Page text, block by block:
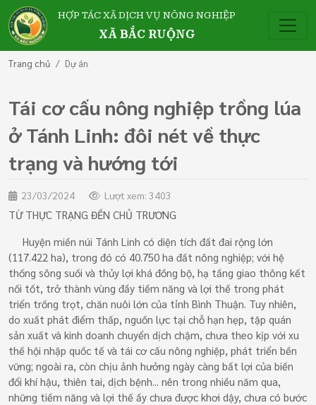
HỢP TÁC XÃ DỊCH VỤ NÔNG NGHIỆP
XÃ BẮC RUỘNG
Trang chủ Dự án
Tái cơ cấu nông nghiệp trồng lúa
ở Tánh Linh: đôi nét về thực
trạng và hướng tới
23/03/2024 Lượt xem: 3403
TỪ THỰC TRẠNG ĐẾN CHỦ TRƯƠNG
Huyện miền núi Tánh Linh có diện tích đất đai rộng lớn
(117.422 ha), trong đó có 40.750 ha đất nông nghiệp; với hệ
thống sông suối và thủy lợi khá đồng bộ, hạ tầng giao thông kết
nối tốt, trở thành vùng đầy tiềm năng và lợi thế trong phát
triển trồng trọt, chăn nuôi lớn của tỉnh Bình Thuận. Tuy nhiên,
do xuất phát điểm thấp, nguồn lực tại chỗ hạn hẹp, tập quán
sản xuất và kinh doanh chuyển dịch chậm, chưa theo kịp với xu
thế hội nhập quốc tế và tái cơ cấu nông nghiệp, phát triển bền
vững; ngoài ra, còn chịu ảnh hưởng ngày càng bất lợi của biến
đổi khí hậu, thiên tai, dịch bệnh... nên trong nhiều năm qua,
những tiềm năng và lợi thế ấy chưa được khơi dậy, chưa có bước